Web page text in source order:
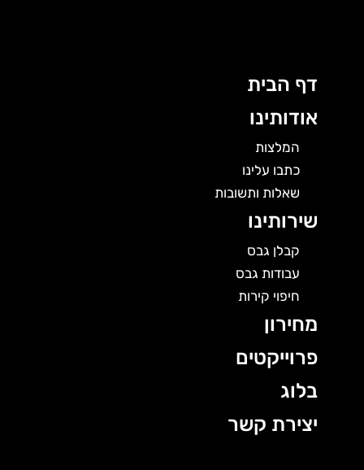
דף הבית
אודותינו
המלצות
כתבו עלינו
שאלות ותשובות
שירותינו
קבלן גבס
עבודות גבס
חיפוי קירות
מחירון
פרוייקטים
בלוג
יצירת קשר